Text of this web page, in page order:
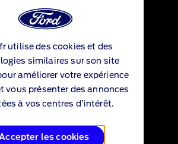
utilise des cookies et des
similaires sur son site
améliorer votre expérience
vous présenter des annonces
à vos centres d’intérêt.
les cookies
aux clients Ford VE qui
BlueOval™ depuis l’application
leur compte Ford.